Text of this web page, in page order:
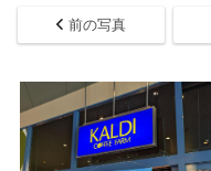
前の写真